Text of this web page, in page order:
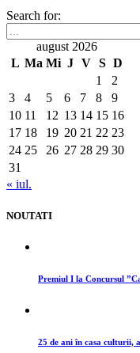
Search for:
august 2026
L Ma Mi J V S D
1
2
3
4 5 6 7 8
9
10 11 12 13 14 15 16
17 18 19 20 21 22 23
24 25 26 27 28 29 30
31
« iul.
NOUTATI
Premiul I la Concursul
25 de ani în casa culturii,